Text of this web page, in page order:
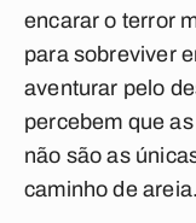
encarar o terror
para sobreviver
aventurar pelo
percebem que
não são as
caminho de areia.